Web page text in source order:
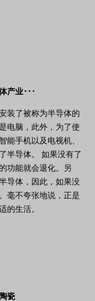
产业･･･
装了被称为半导体的
电脑，此外，为了使
能手机以及电视机、
半导体。 如果没有了
功能就会退化。另
导体，因此，如果没
毫不夸张地说，正是
的生活。
瓷